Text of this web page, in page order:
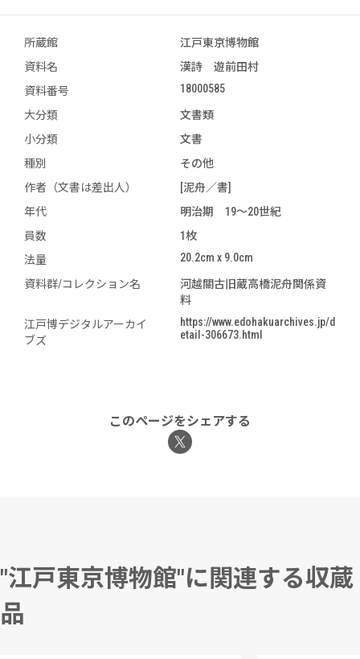
所蔵館
江戸東京博物館
資料名
漢詩 遊前田村
資料番号
18000585
大分類
文書類
小分類
文書
種別
その他
作者（文書は差出人）
[泥舟／書]
年代
明治期 19～20世紀
員数
1枚
法量
20.2cm x 9.0cm
資料群/コレクション名
河越關古旧蔵高橋泥舟関係資
料
江戸博デジタルアーカイ
ブズ
https://www.edohakuarchives.jp/d
etail-306673.html
このページをシェアする
"江戸東京博物館"に関連する収蔵
品